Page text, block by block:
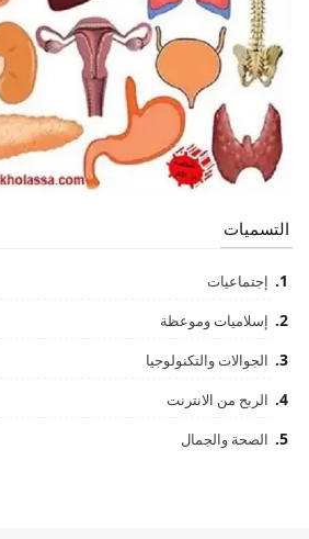
التسميات
إجتماعيات
إسلاميات وموعظة
الجوالات والتكنولوجيا
الربح من الانترنت
الصحة والجمال